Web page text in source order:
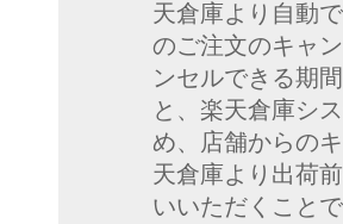
天倉庫より自動
のご注文のキャ
ンセルできる期
と、楽天倉庫シ
め、店舗からの
天倉庫より出荷
いいただくこと